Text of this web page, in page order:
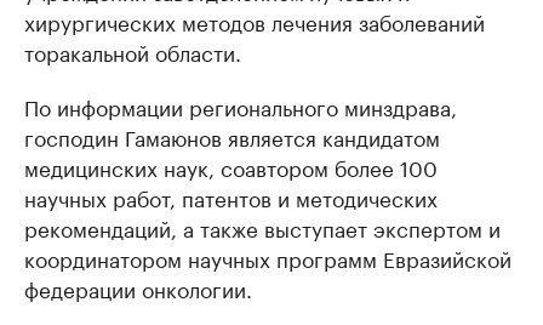
хирургических методов лечения заболеваний
торакальной области.
По информации регионального минздрава,
господин Гамаюнов является кандидатом
медицинских наук, соавтором более 100
научных работ, патентов и методических
рекомендаций, а также выступает экспертом и
координатором научных программ Евразийской
федерации онкологии.